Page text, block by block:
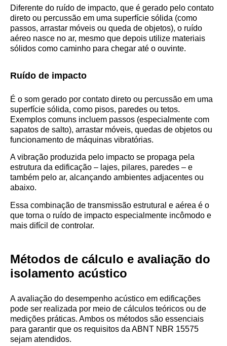
Diferente do ruído de impacto, que é gerado pelo contato
direto ou percussão em uma superfície sólida (como
passos, arrastar móveis ou queda de objetos), o ruído
aéreo nasce no ar, mesmo que depois utilize materiais
sólidos como caminho para chegar até o ouvinte.
Ruído de impacto
É o som gerado por contato direto ou percussão em uma
superfície sólida, como pisos, paredes ou tetos.
Exemplos comuns incluem passos (especialmente com
sapatos de salto), arrastar móveis, quedas de objetos ou
funcionamento de máquinas vibratórias.
A vibração produzida pelo impacto se propaga pela
estrutura da edificação – lajes, pilares, paredes – e
também pelo ar, alcançando ambientes adjacentes ou
abaixo.
Essa combinação de transmissão estrutural e aérea é o
que torna o ruído de impacto especialmente incômodo e
mais difícil de controlar.
Métodos de cálculo e avaliação do
isolamento acústico
A avaliação do desempenho acústico em edificações
pode ser realizada por meio de cálculos teóricos ou de
medições práticas. Ambos os métodos são essenciais
para garantir que os requisitos da ABNT NBR 15575
sejam atendidos.